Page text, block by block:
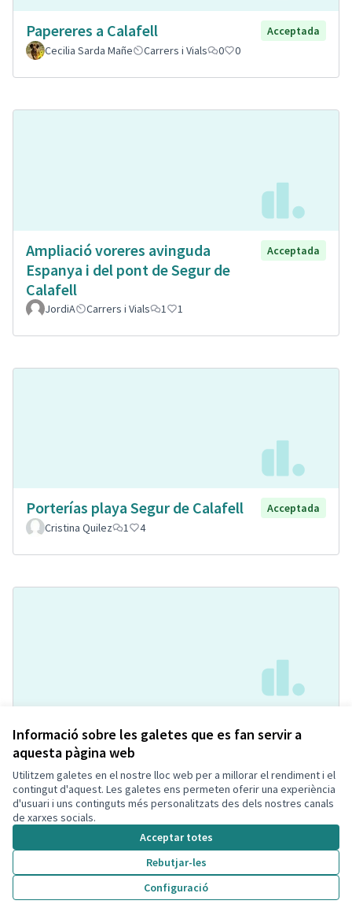
Informació sobre les galetes que es fan servir a
aquesta pàgina web
Utilitzem galetes en el nostre lloc web per a millorar el rendiment i el
contingut d'aquest. Les galetes ens permeten oferir una experiència
d'usuari i uns continguts més personalitzats des dels nostres canals
de xarxes socials.
Acceptar totes
Rebutjar-les
Configuració
Papereres a Calafell
Acceptada
Cecilia Sarda Mañe
Carrers i Vials 0 0
Ampliació voreres avinguda
Espanya i del pont de Segur de
Calafell
Acceptada
JordiA Carrers i Vials 1 1
Porterías playa Segur de Calafell
Acceptada
Cristina Quilez
1 4
Pipican con agility
Acceptada
Soniaa Prados Carmona